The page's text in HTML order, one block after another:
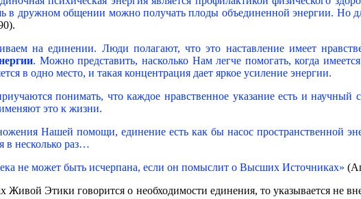
в дружном общении можно получать плоды объединенной энергии. Но
на единении. Люди полагают, что это наставление имеет
. Можно представить, насколько Нам легче помогать, когда
в одно место, и такая концентрация дает яркое усиление энергии.
понимать, что каждое нравственное указание есть и
это к жизни.
Нашей помощи, единение есть как бы насос пространственной
в несколько раз…
не может быть исчерпана, если он помыслит о Высших Источниках»
Живой Этики говорится о необходимости единения, то указывается не